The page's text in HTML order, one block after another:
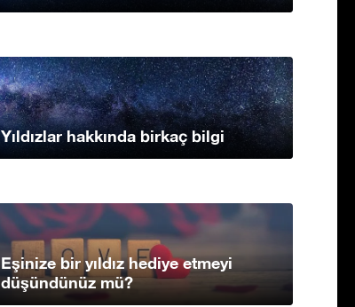
Yıldızlar hakkında birkaç bilgi
Eşinize bir yıldız hediye etmeyi
düşündünüz mü?